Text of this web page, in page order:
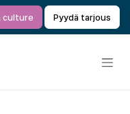
culture Pyydä tarjous